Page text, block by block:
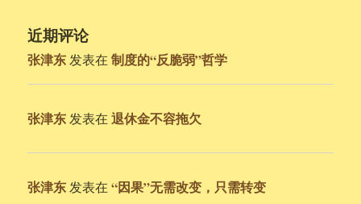
近期评论
张津东 发表在制度的“反脆弱”哲学
张津东 发表在退休金不容拖欠
张津东 发表在“因果”无需改变，只需转变